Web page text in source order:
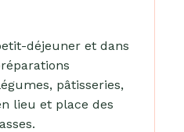
déjeuner et dans
pâtisseries,
lieu et place des